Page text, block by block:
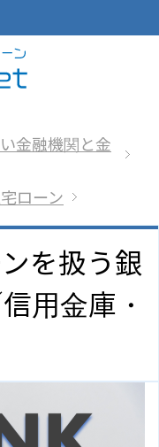
金融機関と金
ローン
を扱う銀
用金庫・